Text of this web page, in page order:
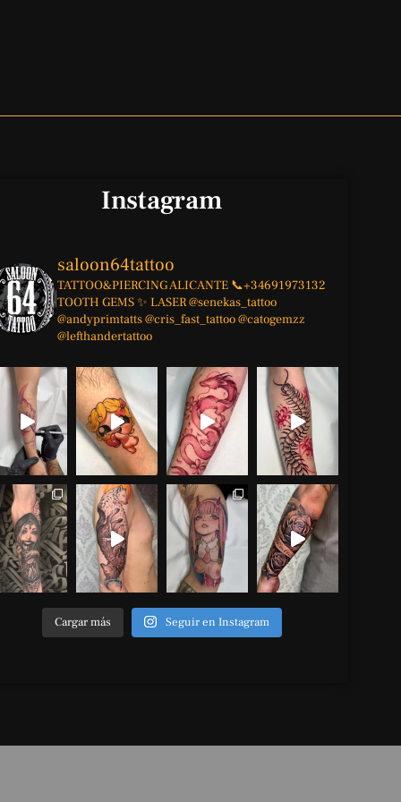
Instagram
saloon64tattoo
TATTOO&PIERCINGALICANTE 📞+34691973132
TOOTH GEMS ✨ LASER@senekas_tattoo
@andyprimtatts@cris_fast_tattoo@catogemzz
@lefthandertattoo
Cargar más Seguir en Instagram